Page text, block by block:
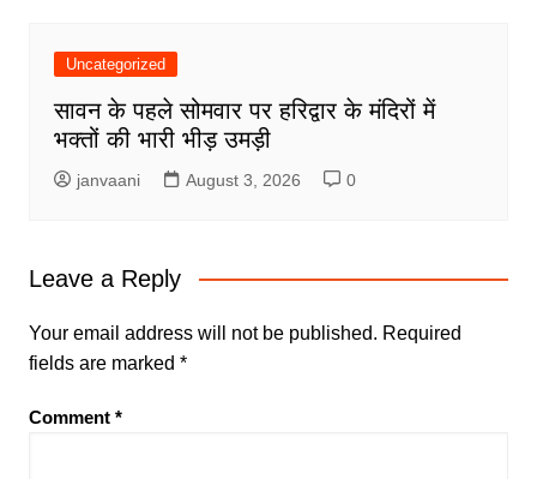
Uncategorized
सावन के पहले सोमवार पर हरिद्वार के मंदिरों में
भक्तों की भारी भीड़ उमड़ी
janvaani August 3, 2026 0
Leave a Reply
Your email address will not be published. Required
fields are marked *
Comment *